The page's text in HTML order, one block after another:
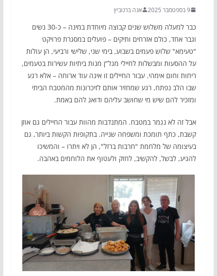
9 בספטמבר 2025 אנה ברנוביץ
כבר למעלה משלוש שנים קבוצה מיוחדת במינה – כ-30 נשים
וגבר אחד, כולם אזרחים ותיקים – פועלים במסגרת פרויקט
"טעימא" שלוש פעמים בשבוע, בימי שני, שלישי ורביעי, הן עולות
על ההסעות ומבשלות לחיילי מגל"ן מנות ביתיות עשירות בטעמים,
ריחות וחום אימהי. עבור החיילים זו אינה עוד ארוחה – אלא רגע
שבו הלב נפתח, רגע שמחזיר אותם לזיכרונות מהמטבח הביתי
ומזכיר להם שיש מי שחושב עליהם ודואג להם באמת.
אבל זה לא נגמר במטבח. המתנדבות מהוות עבור החיילים גם אוזן
קשבת, כתף תומכת ומשפחה שנייה. בתקופות הקשות ביותר, גם
בעיצומה של מלחמת "חרבות ברזל", הן לא ויתרו – והמשיכו
להגיע, לבשל, להקשיב, לחזק ולעטוף את הלוחמים באהבה.